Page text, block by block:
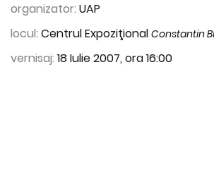
organizator: UAP
locul: Centrul Expoziţional Constantin
vernisaj: 18 Iulie 2007, ora 16:00